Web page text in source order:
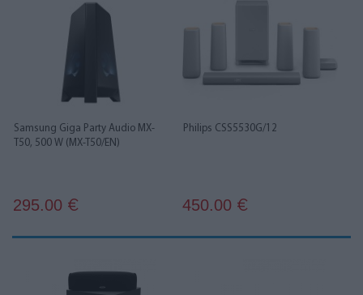
Samsung Giga Party Audio MX-
T50, 500 W (MX-T50/EN)
295.00 €
Philips CSS5530G/12
450.00 €